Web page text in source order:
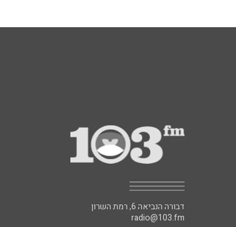
דבורה הנביאה 6, רמת השרון
radio@103.fm